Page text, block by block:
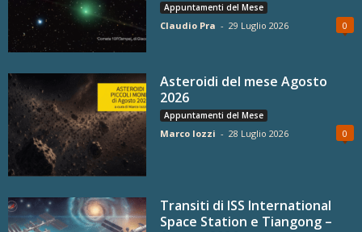
Appuntamenti del Mese
Claudio Pra - 29 Luglio 2026 0
Asteroidi del mese Agosto
2026
Appuntamenti del Mese
Marco Iozzi - 28 Luglio 2026 0
Transiti di ISS International
Space Station e Tiangong –